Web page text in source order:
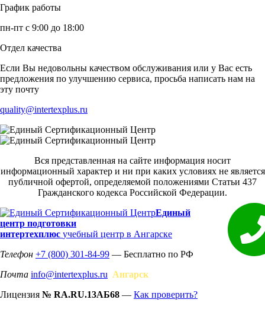
График работы
пн-пт с 9:00 до 18:00
Отдел качества
Если Вы недовольны качеством обслуживания или у Вас есть
предложения по улучшению сервиса, просьба написать нам на
эту почту
quality@intertexplus.ru
Вся представленная на сайте информация носит
информационный характер и ни при каких условиях не является
публичной офертой, определяемой положениями Статьи 437
Гражданского кодекса Российской Федерации.
Единый
центр подготовки
интертехплюс учебный центр в Ангарске
Телефон +7 (800) 301-84-99 — Бесплатно по РФ
Почта info@intertexplus.ru Ангарск
Лицензия № RA.RU.13АБ68 — Как проверить?